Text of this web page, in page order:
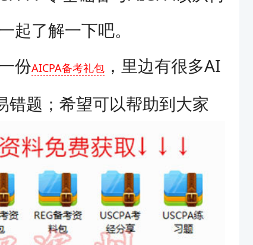
起了解一下吧。
份AICPA备考礼包 ，里边有很多AI
错题；希望可以帮助到大家